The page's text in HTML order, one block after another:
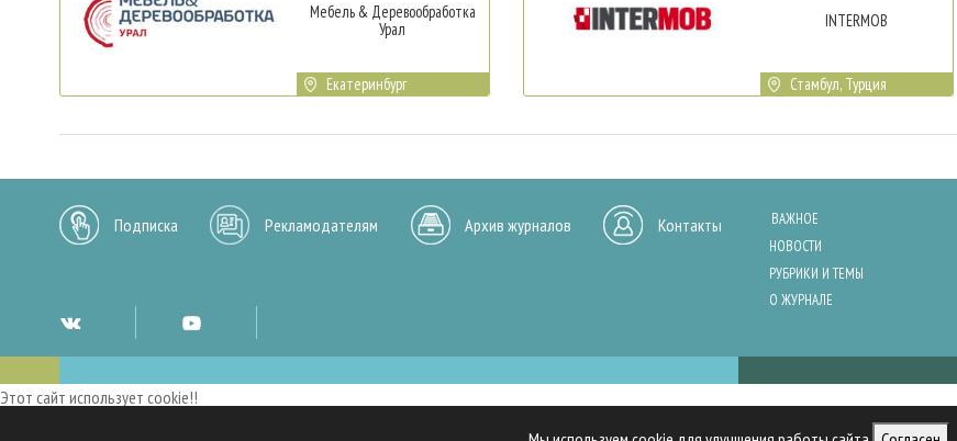
Мебель & Деревообработка
Урал
Екатеринбург
INTERMOB
Стамбул, Турция
Подписка Рекламодателям Архив журналов Контакты
ВАЖНОЕ
НОВОСТИ
РУБРИКИ И ТЕМЫ
О ЖУРНАЛЕ
Этот сайт использует cookie!!
Мы используем cookies и аналогичные технологии для улучшения работы нашего сайта, анализа трафика и персонализации контента. Cookies